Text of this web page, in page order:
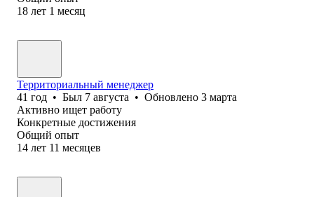
18 лет 1 месяц
Территориальный менеджер
41 год • Был 7 августа • Обновлено 3 марта
Активно ищет работу
Конкретные достижения
Общий опыт
14 лет 11 месяцев